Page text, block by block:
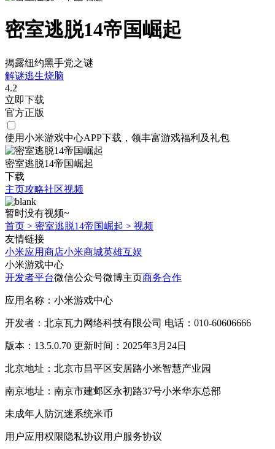
密室逃脱14帝国崛起
揭露纽约黑手党之谜
解谜逃生烧脑
4.2
立即下载
官方正版
使用小米游戏中心APP下载 ，领丰富游戏福利 及礼包
密室逃脱14帝国崛起
下载
主页攻略社区视频
暂时没有视频~
首页 > 密室逃脱14帝国崛起 > 视频
友情链接
小米应用商店小米商城英雄互娱
小米游戏中心
开发者平台微信公众号微博主页商务合作
应用名称：小米游戏中心
开发者：北京瓦力网络科技有限公司 电话：010-60606666
版本：13.5.0.70 更新时间：2025年3月24日
北京地址：北京市昌平区安居路小米智慧产业园
南京地址：南京市建邺区永初路37号小米华东总部
未成年人防沉迷系统米币
用户应用权限隐私协议用户服务协议